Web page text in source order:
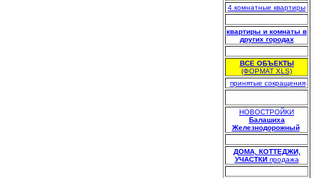
4 комнатные квартиры
квартиры и комнаты в
других городах
ВСЕ ОБЪЕКТЫ
(ФОРМАТ XLS)
принятые сокращения
НОВОСТРОЙКИ
Балашиха
Железнодорожный.
ДОМА, КОТТЕДЖИ,
УЧАСТКИ продажа